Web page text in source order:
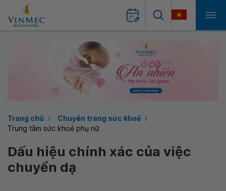
Trang chủ
Chuyên trang sức khoẻ
Trung tâm sức khoẻ phụ nữ
Dấu hiệu chính xác của việc
chuyển dạ